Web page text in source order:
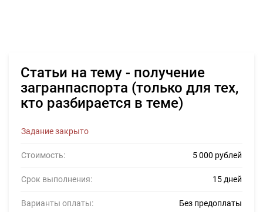
Статьи на тему - получение
загранпаспорта (только для тех,
кто разбирается в теме)
Задание закрыто
Стоимость: 5 000 рублей
Срок выполнения: 15 дней
Варианты оплаты: Без предоплаты